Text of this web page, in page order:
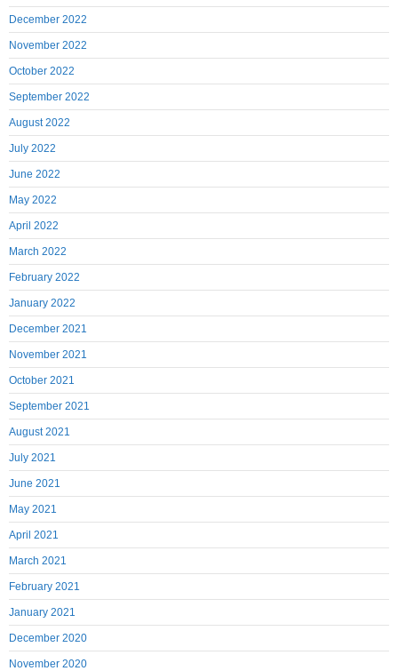
December 2022
November 2022
October 2022
September 2022
August 2022
July 2022
June 2022
May 2022
April 2022
March 2022
February 2022
January 2022
December 2021
November 2021
October 2021
September 2021
August 2021
July 2021
June 2021
May 2021
April 2021
March 2021
February 2021
January 2021
December 2020
November 2020